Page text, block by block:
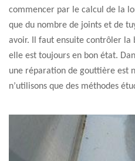
commencer par le calcul de la
que du nombre de joints et de
avoir. Il faut ensuite contrôler
elle est toujours en bon état.
une réparation de gouttière est
n’utilisons que des méthodes